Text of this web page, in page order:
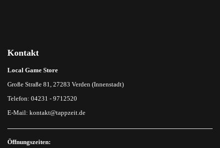
Kontakt
Local Game Store
Große Straße 81, 27283 Verden (Innenstadt)
Telefon: 04231 - 9712520
E-Mail: kontakt@tappzeit.de
Öffnungszeiten: